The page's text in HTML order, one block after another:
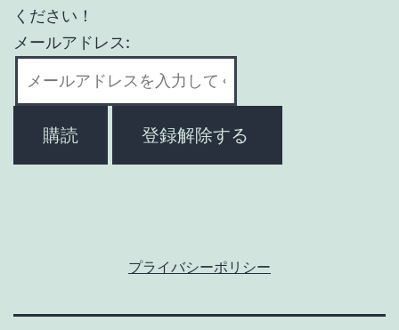
ください！
メールアドレス:
プライバシーポリシー